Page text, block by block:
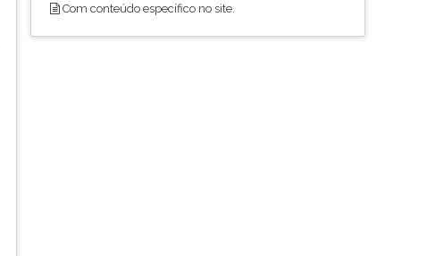
Com conteúdo específico no site.